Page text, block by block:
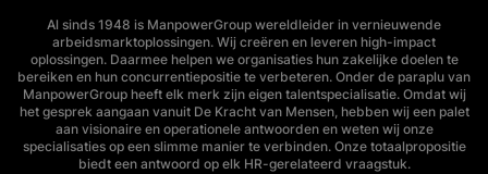
Al sinds 1948 is ManpowerGroup wereldleider in vernieuwende
arbeidsmarktoplossingen. Wij creëren en leveren high-impact
oplossingen. Daarmee helpen we organisaties hun zakelijke doelen te
bereiken en hun concurrentiepositie te verbeteren. Onder de paraplu van
ManpowerGroup heeft elk merk zijn eigen talentspecialisatie. Omdat wij
het gesprek aangaan vanuit De Kracht van Mensen, hebben wij een palet
aan visionaire en operationele antwoorden en weten wij onze
specialisaties op een slimme manier te verbinden. Onze totaalpropositie
biedt een antwoord op elk HR-gerelateerd vraagstuk.